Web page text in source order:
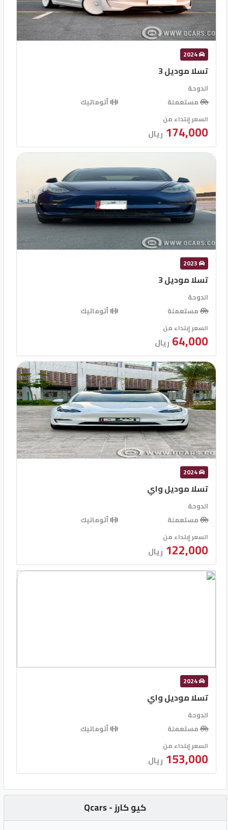
2024
تسلا موديل 3
الدوحة
مستعملة
أتوماتيك
السعر إبتداء من
174,000 ريال
2023
تسلا موديل 3
الدوحة
مستعملة
أتوماتيك
السعر إبتداء من
64,000 ريال
2024
تسلا موديل واي
الدوحة
مستعملة
أتوماتيك
السعر إبتداء من
122,000 ريال
2024
تسلا موديل واي
الدوحة
مستعملة
أتوماتيك
السعر إبتداء من
153,000 ريال
كيو كارز - Qcars